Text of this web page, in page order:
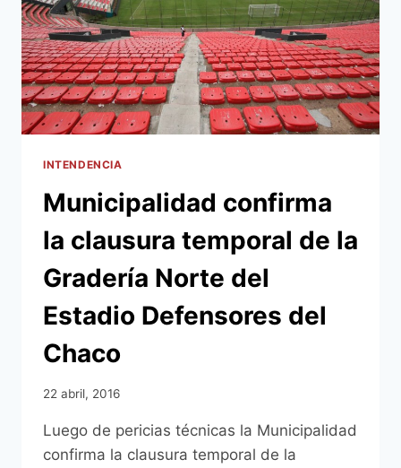
INTENDENCIA
Municipalidad confirma
la clausura temporal de la
Gradería Norte del
Estadio Defensores del
Chaco
22 abril, 2016
Luego de pericias técnicas la Municipalidad
confirma la clausura temporal de la